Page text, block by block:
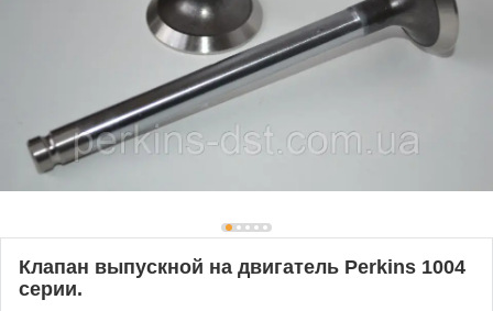
Клапан выпускной на двигатель Perkins 1004
серии.